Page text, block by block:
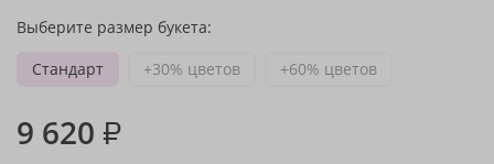
Выберите размер букета:
Стандарт
+30% цветов +60% цветов
9 620 ₽